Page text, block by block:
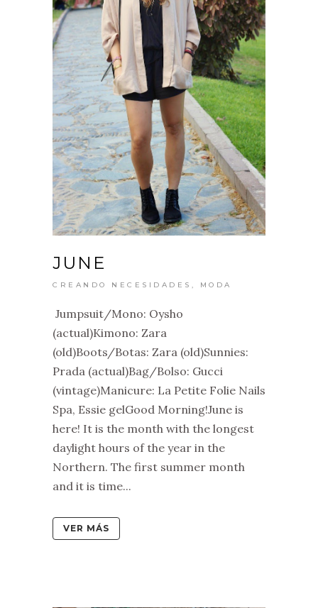
JUNE
CREANDO NECESIDADES , MODA
Jumpsuit/Mono: Oysho
(actual)Kimono: Zara
(old)Boots/Botas: Zara (old)Sunnies:
Prada (actual)Bag/Bolso: Gucci
(vintage)Manicure: La Petite Folie Nails
Spa, Essie gelGood Morning!June is
here! It is the month with the longest
daylight hours of the year in the
Northern. The first summer month
and it is time...
VER MÁS